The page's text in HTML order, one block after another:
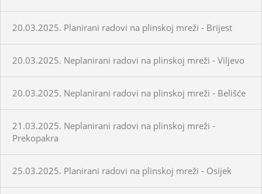
20.03.2025. Planirani radovi na plinskoj mreži - Brijest
20.03.2025. Neplanirani radovi na plinskoj mreži - Viljevo
20.03.2025. Neplanirani radovi na plinskoj mreži - Belišće
21.03.2025. Neplanirani radovi na plinskoj mreži -
Prekopakra
25.03.2025. Planirani radovi na plinskoj mreži - Osijek